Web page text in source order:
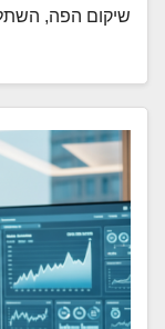
שיקום הפה,